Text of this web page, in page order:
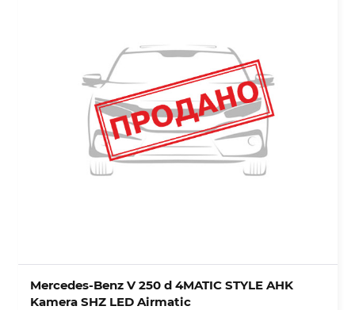
Mercedes-Benz V 250 d 4MATIC STYLE AHK
Kamera SHZ LED Airmatic